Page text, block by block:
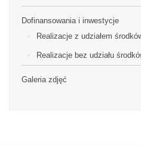
Dofinansowania i inwestycje
Realizacje z udziałem
Realizacje bez udziału
Galeria zdjęć